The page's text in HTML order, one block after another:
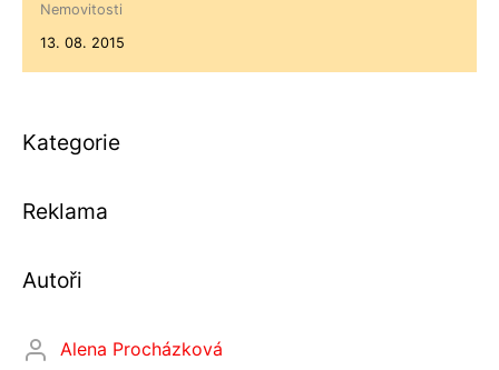
Nemovitosti
13. 08. 2015
Kategorie
Reklama
Autoři
Alena Procházková